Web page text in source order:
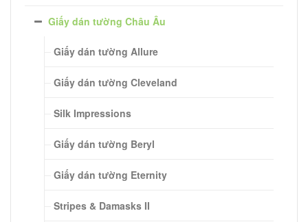
Giấy dán tường Châu Âu
Giấy dán tường Allure
Giấy dán tường Cleveland
Silk Impressions
Giấy dán tường Beryl
Giấy dán tường Eternity
Stripes & Damasks II